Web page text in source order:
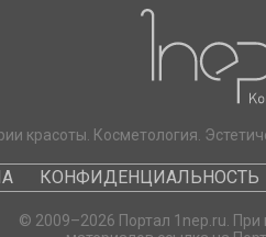
красоты. Косметология.
КОНФИДЕНЦИАЛЬНОСТЬ
© 2009–2026 Портал 1nep.ru.